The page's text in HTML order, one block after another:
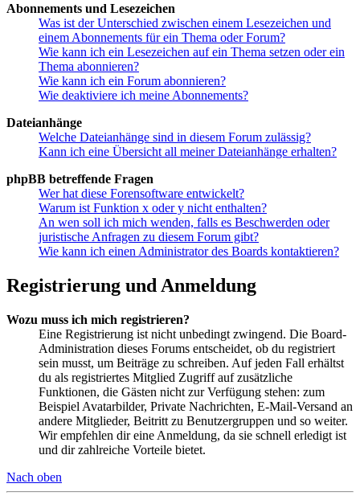
Abonnements und Lesezeichen
Was ist der Unterschied zwischen einem Lesezeichen und
einem Abonnements für ein Thema oder Forum?
Wie kann ich ein Lesezeichen auf ein Thema setzen oder ein
Thema abonnieren?
Wie kann ich ein Forum abonnieren?
Wie deaktiviere ich meine Abonnements?
Dateianhänge
Welche Dateianhänge sind in diesem Forum zulässig?
Kann ich eine Übersicht all meiner Dateianhänge erhalten?
phpBB betreffende Fragen
Wer hat diese Forensoftware entwickelt?
Warum ist Funktion x oder y nicht enthalten?
An wen soll ich mich wenden, falls es Beschwerden oder
juristische Anfragen zu diesem Forum gibt?
Wie kann ich einen Administrator des Boards kontaktieren?
Registrierung und Anmeldung
Wozu muss ich mich registrieren?
Eine Registrierung ist nicht unbedingt zwingend. Die Board-
Administration dieses Forums entscheidet, ob du registriert
sein musst, um Beiträge zu schreiben. Auf jeden Fall erhältst
du als registriertes Mitglied Zugriff auf zusätzliche
Funktionen, die Gästen nicht zur Verfügung stehen: zum
Beispiel Avatarbilder, Private Nachrichten, E-Mail-Versand an
andere Mitglieder, Beitritt zu Benutzergruppen und so weiter.
Wir empfehlen dir eine Anmeldung, da sie schnell erledigt ist
und dir zahlreiche Vorteile bietet.
Nach oben